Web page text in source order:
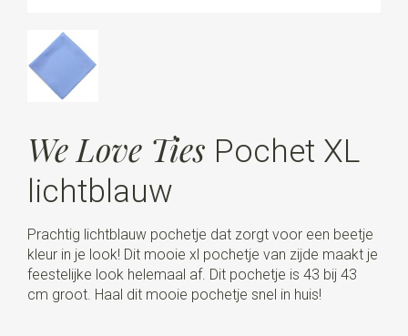
We Love Ties Pochet XL
lichtblauw
Prachtig lichtblauw pochetje dat zorgt voor een beetje
kleur in je look! Dit mooie xl pochetje van zijde maakt je
feestelijke look helemaal af. Dit pochetje is 43 bij 43
cm groot. Haal dit mooie pochetje snel in huis!